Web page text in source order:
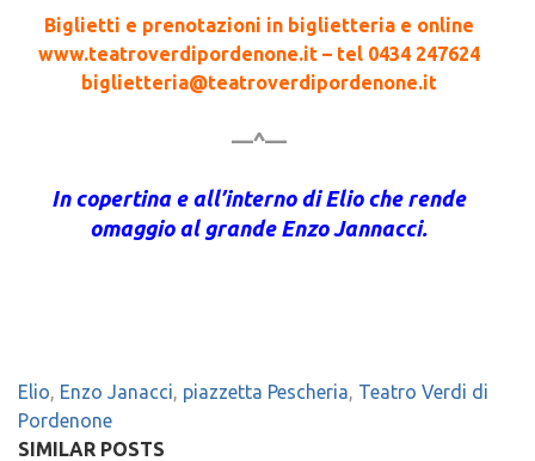
Biglietti e prenotazioni in biglietteria e online
www.teatroverdipordenone.it – tel 0434 247624
biglietteria@teatroverdipordenone.it
—^—
In copertina e all’interno di Elio che rende
omaggio al grande Enzo Jannacci.
Elio, Enzo Janacci, piazzetta Pescheria, Teatro Verdi di
Pordenone
SIMILAR POSTS